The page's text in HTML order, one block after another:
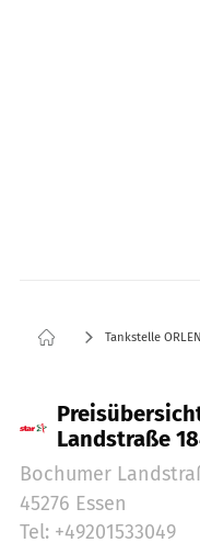
Tankstelle
Landstraße
Bochumer
45276 Essen
Tel: +49201533049